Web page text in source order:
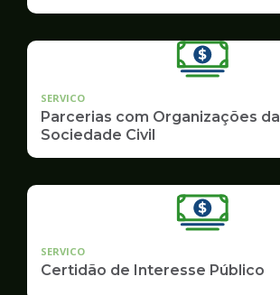
SERVICO
Parcerias com Organizações da
Sociedade Civil
SERVICO
Certidão de Interesse Público